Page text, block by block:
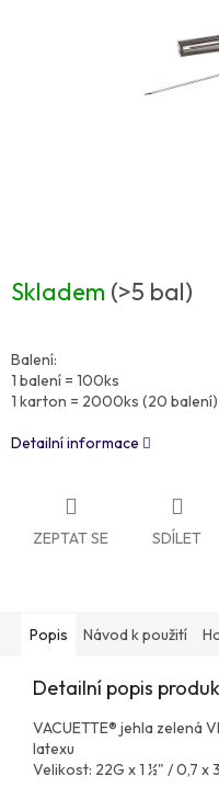
Skladem (>5 bal)
Balení:
1 balení = 100ks
1 karton = 2000ks (20 balení)
Detailní informace
ZEPTAT SE SDÍLET
Popis Návod k použití
Detailní popis
VACUETTE® jehla zelená
latexu
Velikost: 22G x 1 ½" / 0,7 x